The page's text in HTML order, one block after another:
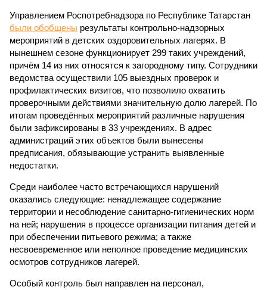
Управлением Роспотребнадзора по Республике Татарстан
были обобщены результаты контрольно-надзорных
мероприятий в детских оздоровительных лагерях. В
нынешнем сезоне функционирует 299 таких учреждений,
причём 14 из них относятся к загородному типу. Сотрудники
ведомства осуществили 105 выездных проверок и
профилактических визитов, что позволило охватить
проверочными действиями значительную долю лагерей. По
итогам проведённых мероприятий различные нарушения
были зафиксированы в 33 учреждениях. В адрес
администраций этих объектов были вынесены
предписания, обязывающие устранить выявленные
недостатки.
Среди наиболее часто встречающихся нарушений
оказались следующие: ненадлежащее содержание
территории и несоблюдение санитарно-гигиенических норм
на ней; нарушения в процессе организации питания детей и
при обеспечении питьевого режима; а также
несвоевременное или неполное проведение медицинских
осмотров сотрудников лагерей.
Особый контроль был направлен на персонал,